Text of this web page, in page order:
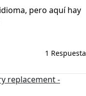
pero aquí hay
1 Respuesta
replacement -